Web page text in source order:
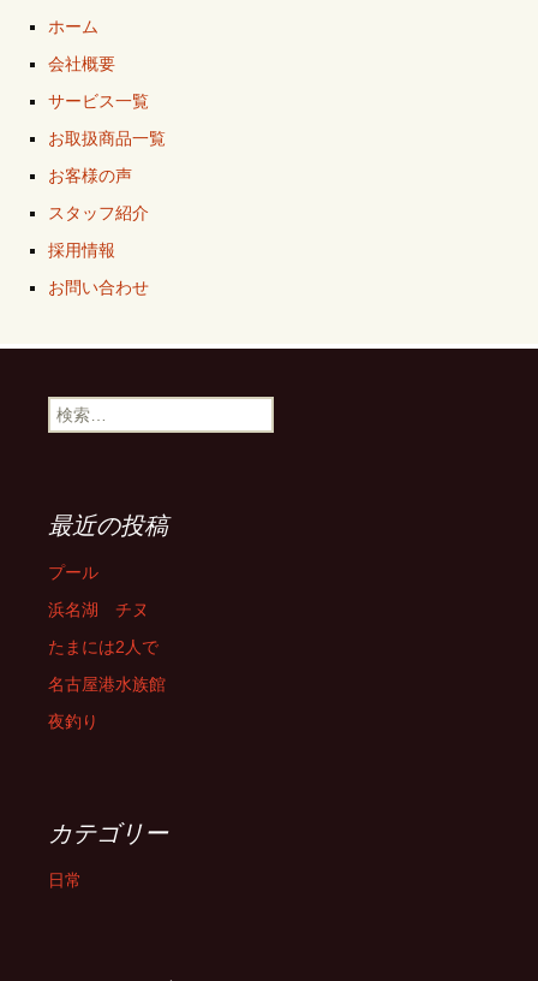
ホーム
会社概要
サービス一覧
お取扱商品一覧
お客様の声
スタッフ紹介
採用情報
お問い合わせ
検
索:
最近の投稿
プール
浜名湖 チヌ
たまには2人で
名古屋港水族館
夜釣り
カテゴリー
日常